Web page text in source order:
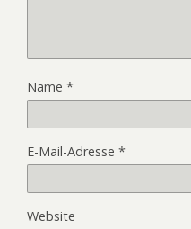
Name *
E-Mail-Adresse *
Website